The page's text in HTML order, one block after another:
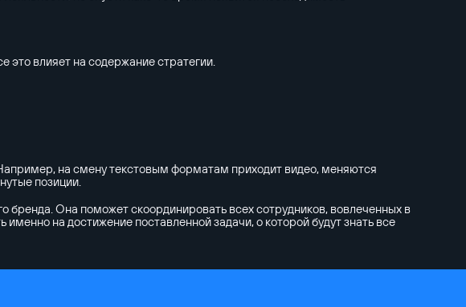
это влияет на содержание стратегии.
на смену текстовым форматам приходит видео, меняются
позиции.
бренда. Она поможет скоординировать всех сотрудников, вовлеченных в
на достижение поставленной задачи, о которой будут знать все